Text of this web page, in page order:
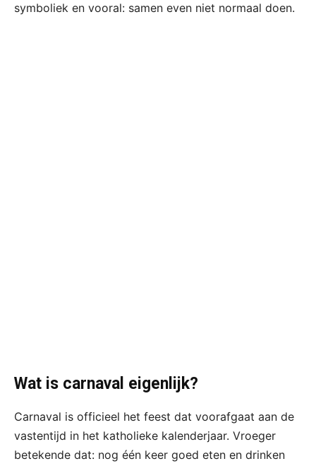
symboliek en vooral: samen even niet normaal doen.
Wat is carnaval eigenlijk?
Carnaval is officieel het feest dat voorafgaat aan de
vastentijd in het katholieke kalenderjaar. Vroeger
betekende dat: nog één keer goed eten en drinken